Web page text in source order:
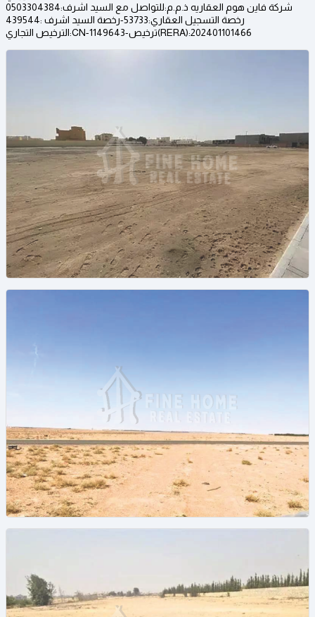
شركة فاين هوم العقاريه ذ.م.م:للتواصل مع السيد اشرف:0503304384
رخصة التسجيل العقاري:53733-رخصة السيد اشرف :439544
الترخيص التجاري:CN-1149643-ترخيص(RERA):202401101466